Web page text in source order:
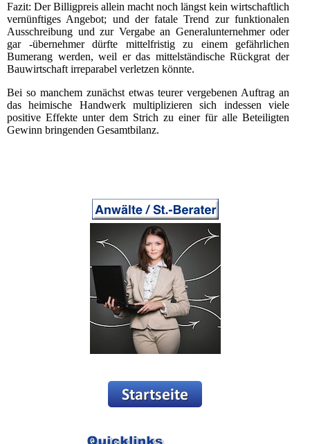
Fazit: Der Billigpreis allein macht noch längst kein wirtschaftlich
vernünftiges Angebot; und der fatale Trend zur funktionalen
Ausschreibung und zur Vergabe an Generalunternehmer oder
gar -übernehmer dürfte mittelfristig zu einem gefährlichen
Bumerang werden, weil er das mittelständische Rückgrat der
Bauwirtschaft irreparabel verletzen könnte.
Bei so manchem zunächst etwas teurer vergebenen Auftrag an
das heimische Handwerk multiplizieren sich indessen viele
positive Effekte unter dem Strich zu einer für alle Beteiligten
Gewinn bringenden Gesamtbilanz.